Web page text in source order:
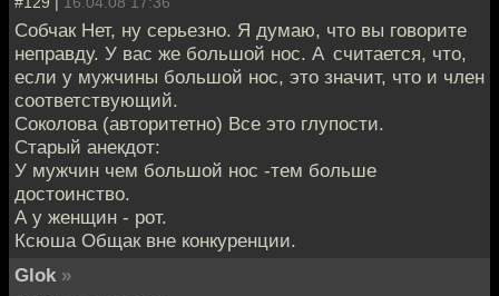
Собчак Нет, ну серьезно. Я думаю, что вы говорите
неправду. У вас же большой нос. А считается, что,
если у мужчины большой нос, это значит, что и член
соответствующий.
Соколова (авторитетно) Все это глупости.
Старый анекдот:
У мужчин чем большой нос -тем больше
достоинство.
А у женщин - рот.
Ксюша Общак вне конкуренции.
Glok »